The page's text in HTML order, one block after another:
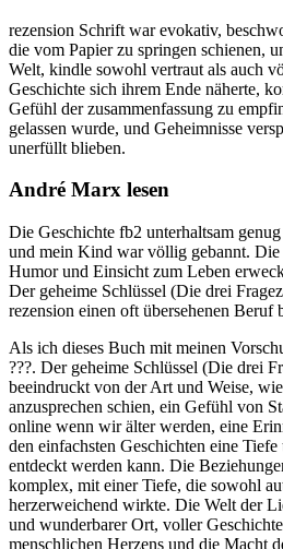
rezension Schrift war evokativ,
die vom Papier zu springen schienen,
Welt, kindle sowohl vertraut als auch
Geschichte sich ihrem Ende näherte,
Gefühl der zusammenfassung zu
gelassen wurde, und Geheimnisse
unerfüllt blieben.
André Marx lesen
Die Geschichte fb2 unterhaltsam
und mein Kind war völlig gebannt.
Humor und Einsicht zum Leben
Der geheime Schlüssel (Die drei
rezension einen oft übersehenen Beruf
Als ich dieses Buch mit meinen
???. Der geheime Schlüssel (Die drei
beeindruckt von der Art und Weise,
anzusprechen schien, ein Gefühl von
online wenn wir älter werden, eine
den einfachsten Geschichten eine
entdeckt werden kann. Die
komplex, mit einer Tiefe, die sowohl
herzerweichend wirkte. Die Welt der
und wunderbarer Ort, voller
menschlichen Herzens und die Macht